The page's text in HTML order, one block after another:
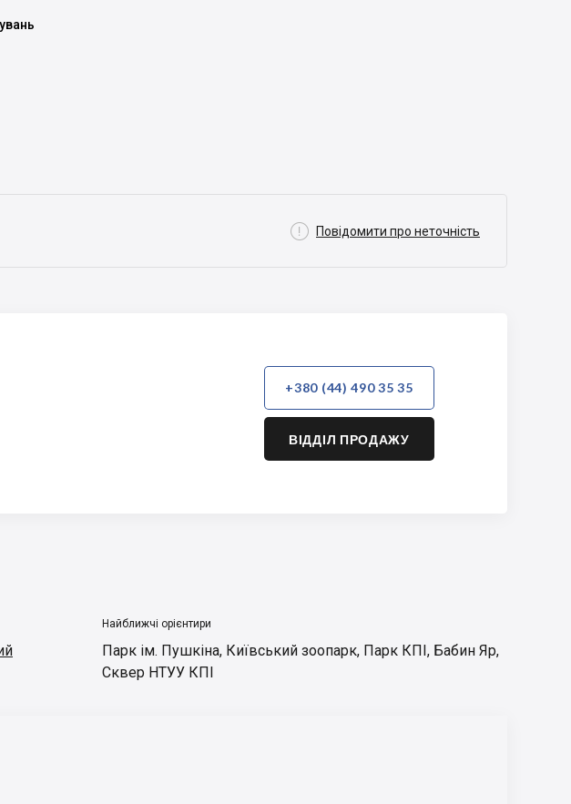
 Повідомити про неточність
+380 (44) 490 35 35
ВІДДІЛ ПРОДАЖУ
Найближчі орієнтири
Парк ім. Пушкіна, Київський зоопарк, Парк КПІ, Бабин Яр,
Сквер НТУУ КПІ